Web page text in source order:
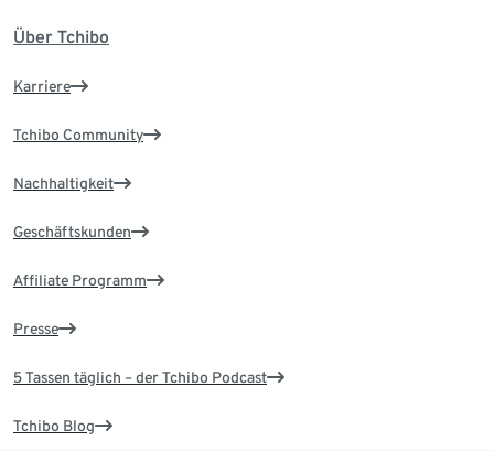
Über Tchibo
Karriere
Tchibo Community
Nachhaltigkeit
Geschäftskunden
Affiliate Programm
Presse
5 Tassen täglich – der Tchibo Podcast
Tchibo Blog